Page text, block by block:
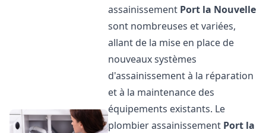
assainissement Port la Nouvelle
sont nombreuses et variées,
allant de la mise en place de
nouveaux systèmes
d'assainissement à la réparation
et à la maintenance des
équipements existants. Le
plombier assainissement Port la